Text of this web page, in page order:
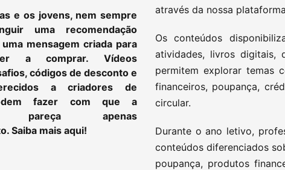
e os jovens, nem sempre
uma recomendação
mensagem criada para
a comprar. Vídeos
códigos de desconto e
a criadores de
fazer com que a
pareça apenas
Saiba mais aqui!
através da nossa
Os conteúdos
atividades, livros digitais,
permitem explorar temas
financeiros, poupança,
circular.
Durante o ano letivo,
conteúdos diferenciados
poupança, produtos